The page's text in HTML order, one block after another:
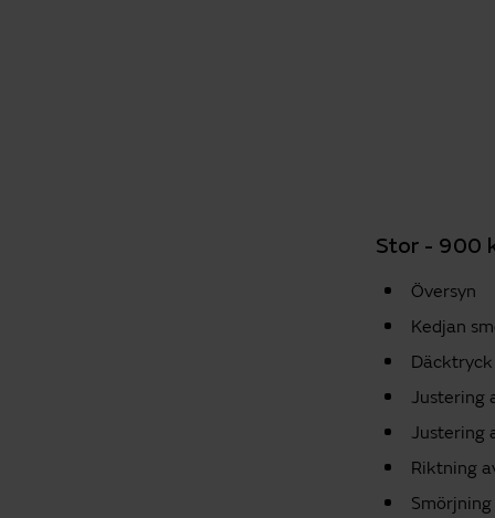
Stor - 900
Översyn
Kedjan
Justering
Justering
Riktning